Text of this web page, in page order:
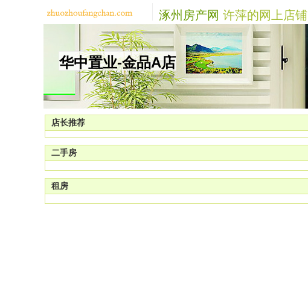
涿州房产网 许萍的网上店铺
华中置业-金品A店
店长推荐
二手房
租房